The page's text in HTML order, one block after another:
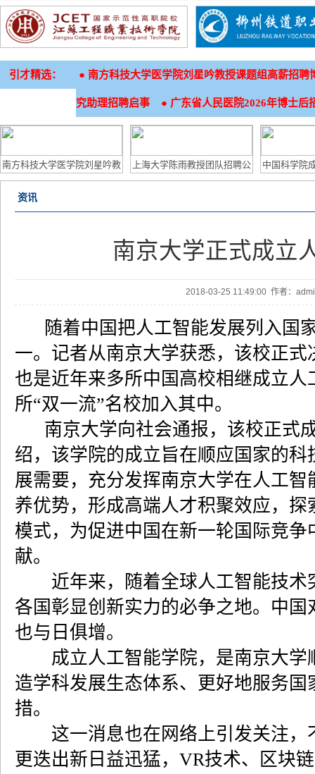
引才精选： ● 南方科技大学医学院刘星吟教授课题组高薪招聘
究助理招聘启事 ● 广东省人民医院2026年博士后
南方科技大学医学院刘星吟教
授课题组高薪招聘博士后及生
上海大学陈雨教授团队招聘公
告
中国科学院
特别研究
资讯
南京大学正式成立
2018-03-25 11:49:00 作者：
随着中国把人工智能发展列入国
一。记者从南京大学获悉，该校正
也是近年来多所中国高校相继成立
所“双一流”名校加入其中。
南京大学向社会通报，该校正式
绍，该学院的成立旨在顺应国家的
展需要，充分发挥南京大学在人工
养优势，形成高端人才积聚效应，
模式，为促进中国在新一轮国际竞
献。
近年来，随着全球人工智能技术
各国彰显创新实力的必争之地。中
也与日俱增。
成立人工智能学院，是南京大学
造学科发展生态体系、更好地服务
措。
这一消息也在网络上引发关注，
更迭出新日益迅猛，VR技术、区块